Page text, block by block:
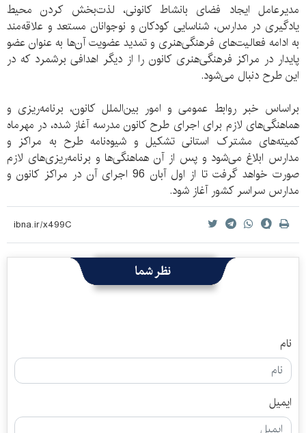
مدیرعامل ایجاد فضای بانشاط کانونی، لذت‌بخش کردن محیط
یادگیری در مدارس، شناسایی کودکان و نوجوانان مستعد و علاقه‌مند
به ادامه فعالیت‌های فرهنگی‌هنری و تمدید عضویت آن‌ها به عنوان عضو
پایدار در مراکز فرهنگی‌هنری کانون را از دیگر اهدافی برشمرد که در
این طرح دنبال می‌شود.
براساس خبر روابط عمومی و امور بین‌الملل کانون، برنامه‌ریزی و
هماهنگی‌های لازم برای اجرای طرح کانون مدرسه آغاز شده، در مهرماه
کمیته‌های مشترک استانی تشکیل و شیوه‌نامه طرح به مراکز و
مدارس ابلاغ می‌شود و پس از آن هماهنگی‌ها و برنامه‌ریزی‌های لازم
صورت خواهد گرفت تا از اول آبان 96 اجرای آن در مراکز کانون و
مدارس سراسر کشور آغاز ‌شود.
نظر شما
نام
ایمیل